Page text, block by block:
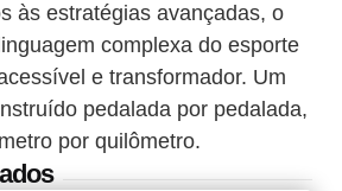
às estratégias avançadas, o
complexa do esporte
e transformador. Um
pedalada por pedalada,
por quilômetro.